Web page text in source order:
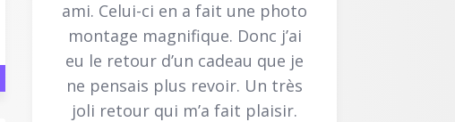
ami. Celui-ci en a fait une photo
montage magnifique. Donc j’ai
eu le retour d’un cadeau que je
ne pensais plus revoir. Un très
joli retour qui m’a fait plaisir.